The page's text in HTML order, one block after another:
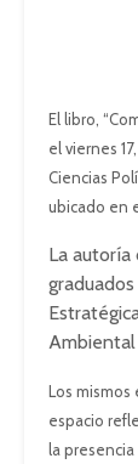
El libro,
el viernes
Ciencias
ubicado en
La
Ambiental
Los
espacio
la